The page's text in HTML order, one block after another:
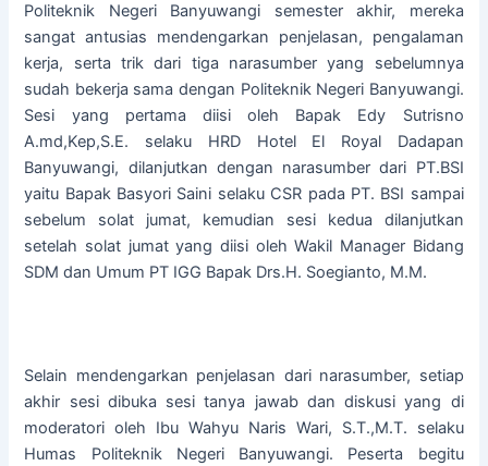
Politeknik Negeri Banyuwangi semester akhir, mereka
sangat antusias mendengarkan penjelasan, pengalaman
kerja, serta trik dari tiga narasumber yang sebelumnya
sudah bekerja sama dengan Politeknik Negeri Banyuwangi.
Sesi yang pertama diisi oleh Bapak Edy Sutrisno
A.md,Kep,S.E. selaku HRD Hotel El Royal Dadapan
Banyuwangi, dilanjutkan dengan narasumber dari PT.BSI
yaitu Bapak Basyori Saini selaku CSR pada PT. BSI sampai
sebelum solat jumat, kemudian sesi kedua dilanjutkan
setelah solat jumat yang diisi oleh Wakil Manager Bidang
SDM dan Umum PT IGG Bapak Drs.H. Soegianto, M.M.
Selain mendengarkan penjelasan dari narasumber, setiap
akhir sesi dibuka sesi tanya jawab dan diskusi yang di
moderatori oleh Ibu Wahyu Naris Wari, S.T.,M.T. selaku
Humas Politeknik Negeri Banyuwangi. Peserta begitu